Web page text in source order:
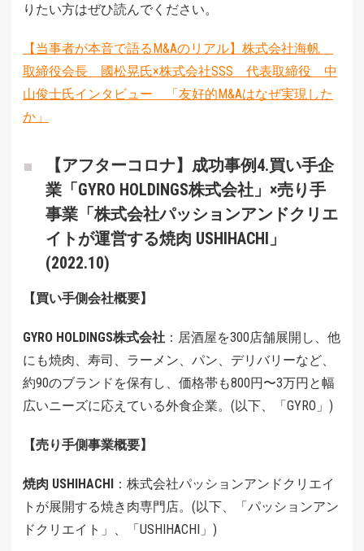
りたい方はぜひ読んでください。
【当事者が本音で語るM&Aのリアル】株式会社海帆
取締役会長 國松晃氏×株式会社SSS 代表取締役 中
山俊士氏インタビュー 「友好的M&Aはなぜ実現した
か」
【アフターコロナ】成功事例4.買い手企
業「GYRO HOLDINGS株式会社」×売り手
事業「株式会社パッションアンドクリエ
イトが運営する焼肉 USHIHACHI」
(2022.10)
【買い手側会社概要】
GYRO HOLDINGS株式会社 ：居酒屋を300店舗展開し、他
にも焼肉、寿司、ラーメン、パン、デリバリーなど、
約90のブランドを保有し、価格帯も800円〜3万円と幅
広いニーズに応えている外食企業。(以下、「GYRO」)
【売り手側事業概要】
焼肉 USHIHACHI ：株式会社パッションアンドクリエイ
トが展開する焼き肉専門店。(以下、「パッションアン
ドクリエイト」、「USHIHACHI」)